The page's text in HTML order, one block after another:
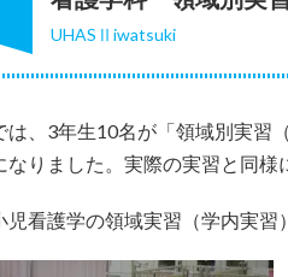
UHASⅡiwatsuki
は、3年生10名が「領域別実習
なりました。実際の実習と同
児看護学の領域実習（学内実習